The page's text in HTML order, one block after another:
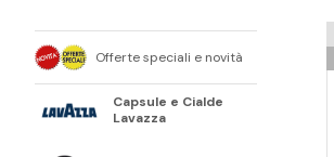
Offerte speciali e novità
Capsule e Cialde
Lavazza